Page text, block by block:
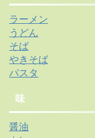
ラーメン
うどん
そば
やきそば
パスタ
味
醤油